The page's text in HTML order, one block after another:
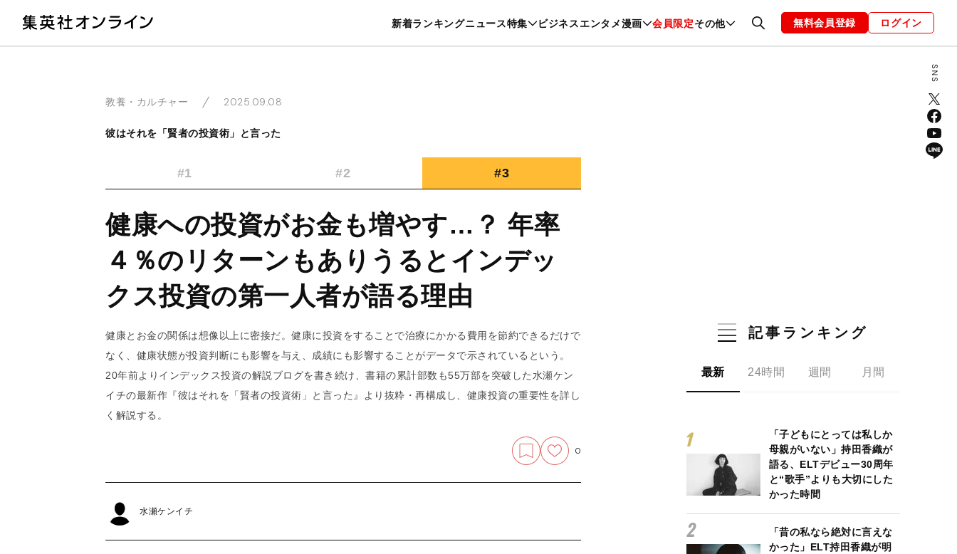
新着ランキングニュース特集 ビジネスエンタメ漫画 会員限定その他
暮らし スポーツ ヘルスケア 美容 グルメ ファッション 恋愛・結婚 編集部 お知らせ
無料会員登録 ログイン
教養・カルチャー 2025.09.08
彼はそれを「賢者の投資術」と言った
#1 #2 #3
健康への投資がお金も増やす…？ 年率
４％のリターンもありうるとインデッ
クス投資の第一人者が語る理由
健康とお金の関係は想像以上に密接だ。健康に投資をすることで治療にかかる費用を節約できるだけで
なく、健康状態が投資判断にも影響を与え、成績にも影響することがデータで示されているという。
20年前よりインデックス投資の解説ブログを書き続け、書籍の累計部数も55万部を突破した水瀬ケン
イチの最新作『彼はそれを「賢者の投資術」と言った』より抜粋・再構成し、健康投資の重要性を詳し
く解説する。
0
水瀬ケンイチ
記事ランキング
最新 24時間 週間 月間
「子どもにとっては私しか
母親がいない」持田香織が
語る、ELTデビュー30周年
と“歌手”よりも大切にした
かった時間
「昔の私なら絶対に言えな
かった」ELT持田香織が明